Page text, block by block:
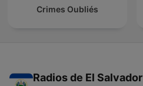
Crimes Oubliés
Radios de El Salvador